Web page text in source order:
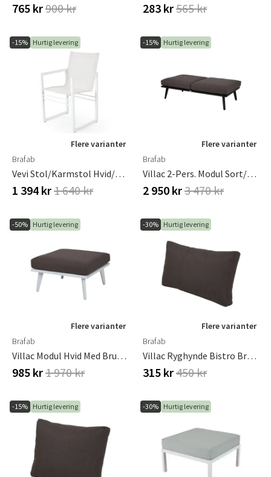
765 kr900 kr 283 kr565 kr
-15% Hurtig levering
Flere varianter
Brafab
Vevi Stol/Karmstol Hvid/Hvid Brafab
1 394 kr1 640 kr
-15% Hurtig levering
Flere varianter
Brafab
Villac 2-Pers. Modul Sort/Brun Brafab
2 950 kr3 470 kr
-50% Hurtig levering
Flere varianter
Brafab
Villac Modul Hvid Med Brun Hynde Brafab
985 kr1 970 kr
-30% Hurtig levering
Flere varianter
Brafab
Villac Ryghynde Bistro Brown Brafab
315 kr450 kr
-15% Hurtig levering -30% Hurtig levering